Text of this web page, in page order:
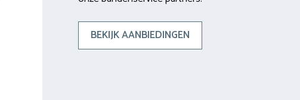
BEKIJK AANBIEDINGEN